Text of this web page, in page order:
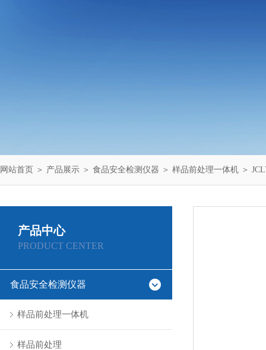
网站首页 ＞ 产品展示 ＞ 食品安全检测仪器 ＞ 样品前处理一体机 ＞
产品中心
PRODUCT CENTER
食品安全检测仪器
样品前处理一体机
样品前处理